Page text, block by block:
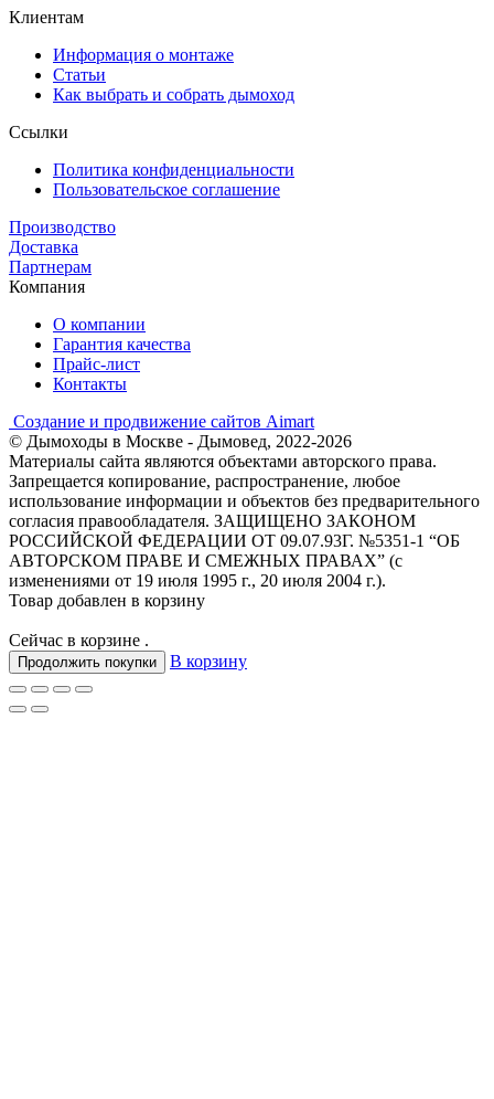
Клиентам
Информация о монтаже
Статьи
Как выбрать и собрать дымоход
Ссылки
Политика конфиденциальности
Пользовательское соглашение
Производство
Доставка
Партнерам
Компания
О компании
Гарантия качества
Прайс-лист
Контакты
Создание и продвижение сайтов Aimart
© Дымоходы в Москве - Дымовед, 2022-2026
Материалы сайта являются объектами авторского права.
Запрещается копирование, распространение, любое
использование информации и объектов без предварительного
согласия правообладателя. ЗАЩИЩЕНО ЗАКОНОМ
РОССИЙСКОЙ ФЕДЕРАЦИИ ОТ 09.07.93Г. №5351-1 “ОБ
АВТОРСКОМ ПРАВЕ И СМЕЖНЫХ ПРАВАХ” (с
изменениями от 19 июля 1995 г., 20 июля 2004 г.).
Товар добавлен в корзину
Сейчас в корзине .
Продолжить покупки В корзину